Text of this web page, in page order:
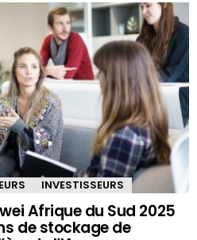
INVESTISSEURS
Afrique du Sud 2025
de stockage de